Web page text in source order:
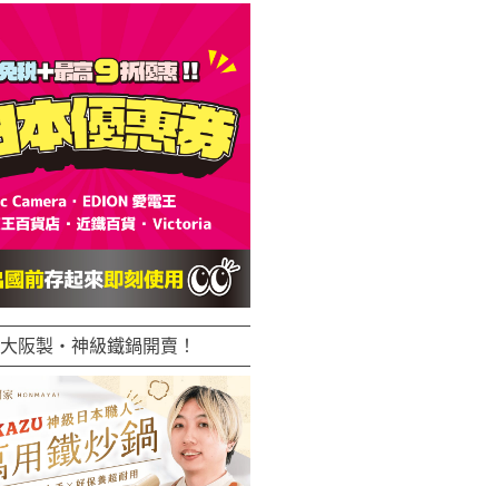
大阪製・神級鐵鍋開賣！